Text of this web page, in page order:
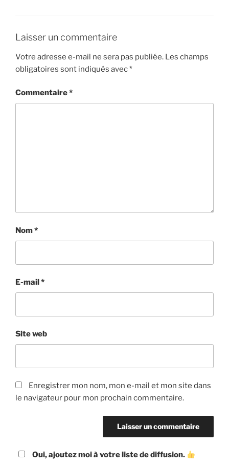
Laisser un commentaire
Votre adresse e-mail ne sera pas publiée. Les champs
obligatoires sont indiqués avec*
Commentaire*
Nom*
E-mail *
Site web
Enregistrer mon nom, mon e-mail et mon site dans
le navigateur pour mon prochain commentaire.
Oui, ajoutez moi à votre liste de diffusion.